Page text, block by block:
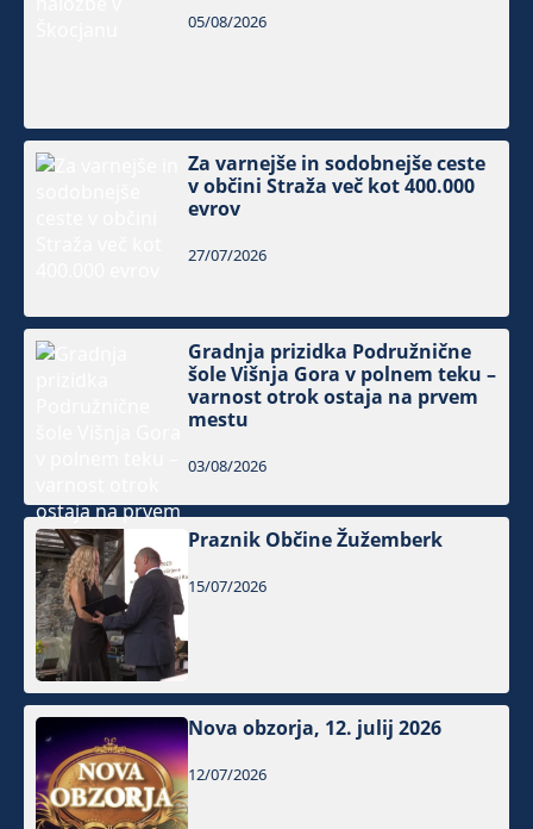
05/08/2026
Za varnejše in sodobnejše ceste
v občini Straža več kot 400.000
evrov
27/07/2026
Gradnja prizidka Podružnične
šole Višnja Gora v polnem teku –
varnost otrok ostaja na prvem
mestu
03/08/2026
Praznik Občine Žužemberk
15/07/2026
Nova obzorja, 12. julij 2026
12/07/2026